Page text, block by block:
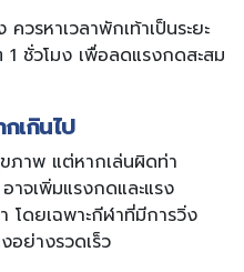
วรหาเวลาพักเท้าเป็นระยะ
ชั่วโมง เพื่อลดแรงกดสะสม
เกินไป
ภาพ แต่หากเล่นผิดท่า
าจเพิ่มแรงกดและแรง
โดยเฉพาะกีฬาที่มีการวิ่ง
อย่างรวดเร็ว